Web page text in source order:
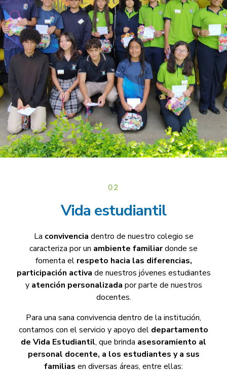
02
Vida estudiantil
La convivencia dentro de nuestro colegio se
caracteriza por un ambiente familiardonde se
fomenta el respeto hacia las diferencias,
participación activa de nuestros jóvenes estudiantes
y atención personalizada por parte de nuestros
docentes.
Para una sana convivencia dentro de la institución,
contamos con el servicio y apoyo del departamento
de Vida Estudiantil, que brinda asesoramiento al
personal docente, a los estudiantes y a sus
familias en diversas áreas, entre ellas: